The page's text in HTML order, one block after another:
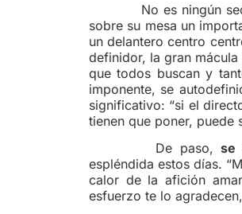
No es ningún
sobre su mesa un
un delantero centro
definidor, la gran
que todos buscan y
imponente, se
significativo: “si el
tienen que poner, puede
De paso,se
espléndida estos días.
calor de la afición
esfuerzo te lo